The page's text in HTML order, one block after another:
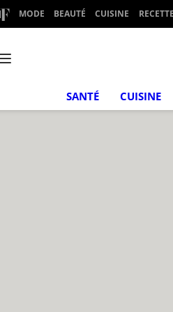
MODE BEAUTÉ CUISINE
SANTÉ CUISINE